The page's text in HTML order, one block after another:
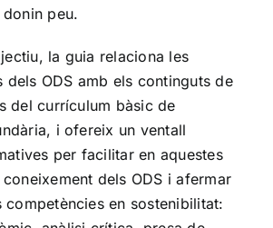
peu.
la guia relaciona les
dels ODS amb els continguts de
del currículum bàsic de
i ofereix un ventall
per facilitar en aquestes
dels ODS i afermar
competències en sostenibilitat: